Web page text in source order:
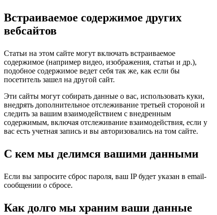
Встраиваемое содержимое других
вебсайтов
Статьи на этом сайте могут включать встраиваемое
содержимое (например видео, изображения, статьи и др.),
подобное содержимое ведет себя так же, как если бы
посетитель зашел на другой сайт.
Эти сайты могут собирать данные о вас, использовать куки,
внедрять дополнительное отслеживание третьей стороной и
следить за вашим взаимодействием с внедренным
содержимым, включая отслеживание взаимодействия, если у
вас есть учетная запись и вы авторизовались на том сайте.
С кем мы делимся вашими данными
Если вы запросите сброс пароля, ваш IP будет указан в email-
сообщении о сбросе.
Как долго мы храним ваши данные